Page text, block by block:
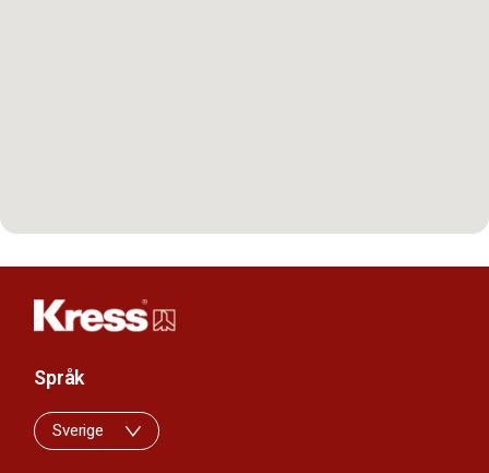
Språk
Sverige